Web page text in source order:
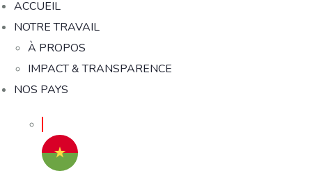
ACCUEIL
NOTRE TRAVAIL
À PROPOS
IMPACT & TRANSPARENCE
NOS PAYS